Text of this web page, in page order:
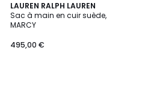
LAUREN RALPH LAUREN
Sac à main en cuir suède,
MARCY
495,00 €